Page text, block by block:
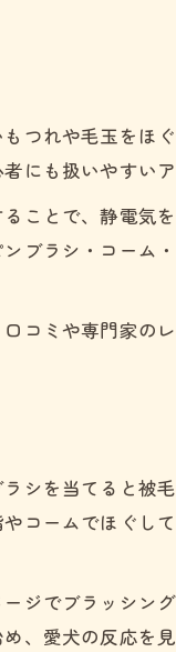
つれや毛玉をほ
にも扱いやすいア
ことで、静電気
ブラシ・コーム
コミや専門家のレ
シを当てると被
コームでほぐし
ジでブラッシン
、愛犬の反応を